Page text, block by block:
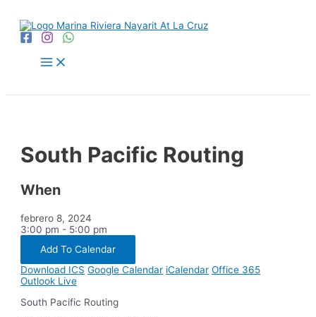
contenido
Main
Menu
South Pacific Routing
When
febrero 8, 2024
3:00 pm - 5:00 pm
Add To Calendar
Download ICS Google Calendar iCalendar Office 365
Outlook Live
South Pacific Routing